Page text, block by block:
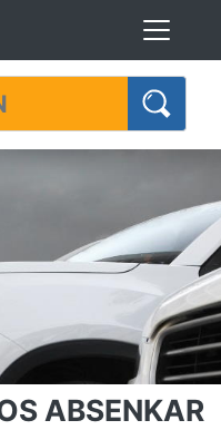
ABSENKAR